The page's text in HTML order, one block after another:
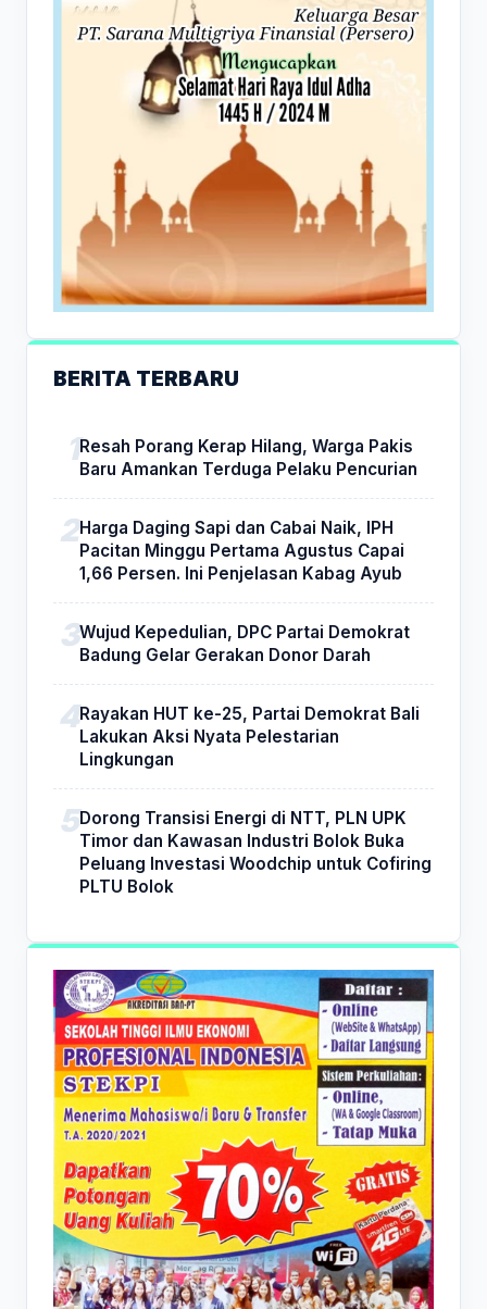
BERITA TERBARU
Resah Porang Kerap Hilang, Warga Pakis
Baru Amankan Terduga Pelaku Pencurian
Harga Daging Sapi dan Cabai Naik, IPH
Pacitan Minggu Pertama Agustus Capai
1,66 Persen. Ini Penjelasan Kabag Ayub
Wujud Kepedulian, DPC Partai Demokrat
Badung Gelar Gerakan Donor Darah
Rayakan HUT ke-25, Partai Demokrat Bali
Lakukan Aksi Nyata Pelestarian
Lingkungan
Dorong Transisi Energi di NTT, PLN UPK
Timor dan Kawasan Industri Bolok Buka
Peluang Investasi Woodchip untuk Cofiring
PLTU Bolok